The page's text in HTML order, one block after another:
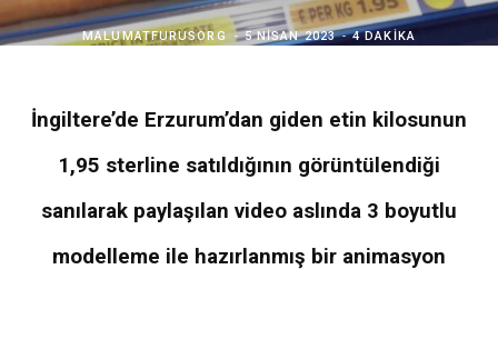
MALUMATFURUSORG 5 NISAN 2023 4 DAKIKA
İngiltere’de Erzurum’dan giden etin kilosunun
1,95 sterline satıldığının görüntülendiği
sanılarak paylaşılan video aslında 3 boyutlu
modelleme ile hazırlanmış bir animasyon